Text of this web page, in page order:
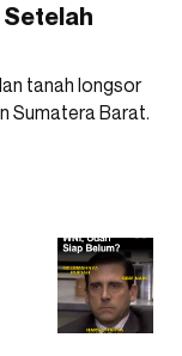
Setelah
tanah longsor
Sumatera Barat.